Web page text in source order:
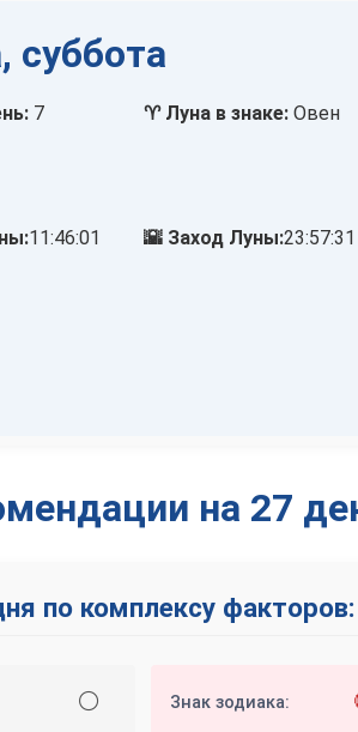
суббота
7 ♈ Луна в знаке:Овен
11:46:01 🌇 Заход Луны:23:57:31
на 27
по комплексу
⚪ Знак зодиака: